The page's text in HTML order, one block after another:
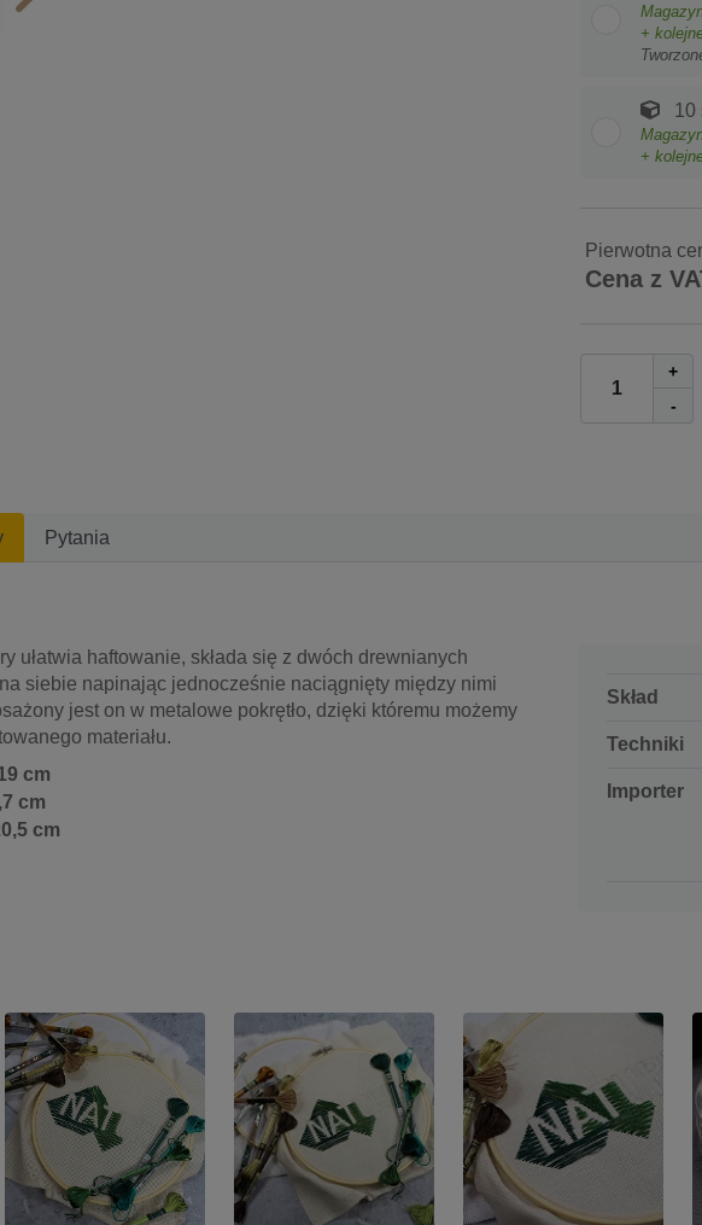
+
10
+
Pierwotna
Cena z
+
-
Pytania
ułatwia haftowanie, składa się z dwóch drewnianych
siebie napinając jednocześnie naciągnięty między nimi
jest on w metalowe pokrętło, dzięki któremu możemy
materiału.
cm
cm
cm
Skład
Techniki
Importer